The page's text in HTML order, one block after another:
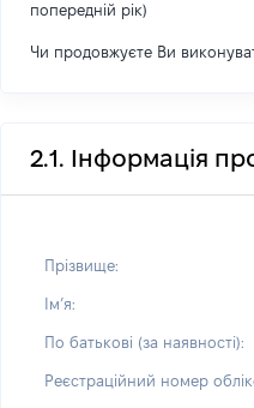
попередній рік)
Чи продовжуєте Ви
2.1. Інформація
Прізвище:
Імʼя:
По батькові (за наявності):
Реєстраційний номер